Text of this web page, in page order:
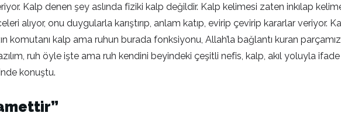
Kalp denen şey aslında fiziki kalp değildir. Kalp kelimesi zaten inkılap
alıyor, onu duygularla karıştırıp, anlam katıp, evirip çevirip kararlar veriyor.
komutanı kalp ama ruhun burada fonksiyonu, Allah’la bağlantı kuran parçamız
ruh öyle işte ama ruh kendini beyindeki çeşitli nefis, kalp, akıl yoluyla ifade
konuştu.